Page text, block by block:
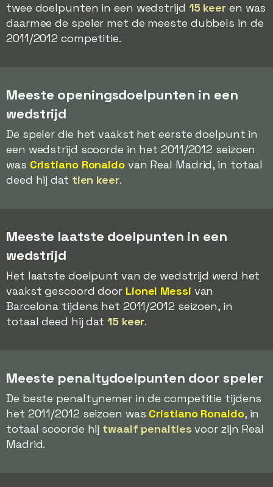
twee doelpunten in een wedstrijd 15 keer en was
daarmee de speler met de meeste dubbels in de
2011/2012 competitie.
Meeste openingsdoelpunten in een
wedstrijd
De speler die het vaakst het eerste doelpunt in
een wedstrijd scoorde in het 2011/2012 seizoen
was Cristiano Ronaldovan Real Madrid, in totaal
deed hij dat tien keer.
Meeste laatste doelpunten in een
wedstrijd
Het laatste doelpunt van de wedstrijd werd het
vaakst gescoord door Lionel Messi van
Barcelona tijdens het 2011/2012 seizoen, in
totaal deed hij dat 15 keer.
Meeste penaltydoelpunten door speler
De beste penaltynemer in de competitie tijdens
het 2011/2012 seizoen was Cristiano Ronaldo, in
totaal scoorde hij twaalf penalties voor zijn Real
Madrid.